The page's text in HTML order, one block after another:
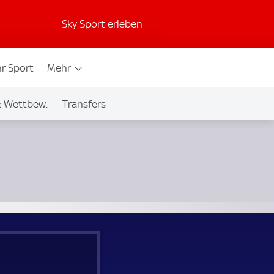
Sky Sport erleben
Sport Mehr
Wettbew. Transfers